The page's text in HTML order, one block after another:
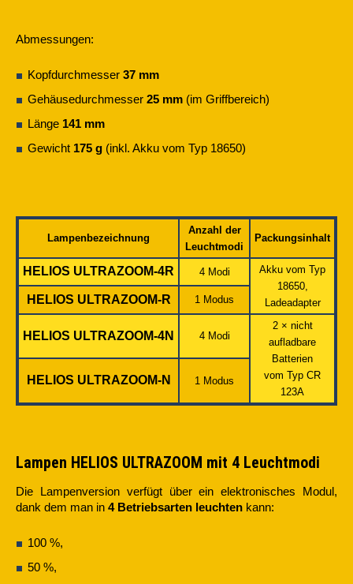
Abmessungen:
Kopfdurchmesser 37 mm
Gehäusedurchmesser 25 mm (im Griffbereich)
Länge 141 mm
Gewicht 175 g (inkl. Akku vom Typ 18650)
Lampenbezeichnung
Anzahl der
Leuchtmodi
Packungsinhalt
HELIOS ULTRAZOOM-4R 4 Modi
Akku vom Typ
18650,
Ladeadapter
HELIOS ULTRAZOOM-R 1 Modus
HELIOS ULTRAZOOM-4N 4 Modi
2 × nicht
aufladbare
Batterien
vom Typ CR
123A
HELIOS ULTRAZOOM-N 1 Modus
Lampen HELIOS ULTRAZOOM mit 4 Leuchtmodi
Die Lampenversion verfügt über ein elektronisches Modul,
dank dem man in 4 Betriebsarten leuchten kann:
100 %,
50 %,